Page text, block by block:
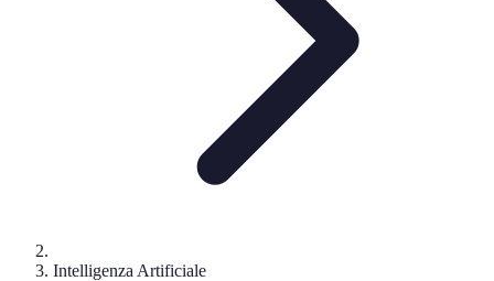
Intelligenza Artificiale